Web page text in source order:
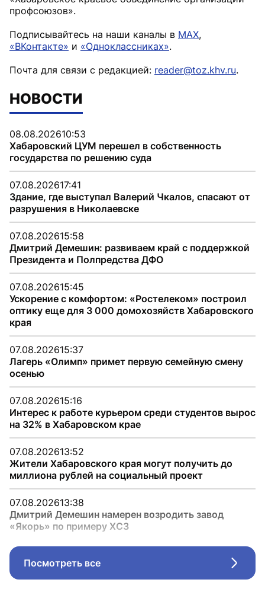
профсоюзов».
Подписывайтесь на наши каналы в MAX,
«ВКонтакте» и «Одноклассниках».
Почта для связи с редакцией: reader@toz.khv.ru.
НОВОСТИ
08.08.202610:53
Хабаровский ЦУМ перешел в собственность
государства по решению суда
07.08.202617:41
Здание, где выступал Валерий Чкалов, спасают от
разрушения в Николаевске
07.08.202615:58
Дмитрий Демешин: развиваем край с поддержкой
Президента и Полпредства ДФО
07.08.202615:45
Ускорение с комфортом: «Ростелеком» построил
оптику еще для 3 000 домохозяйств Хабаровского
края
07.08.202615:37
Лагерь «Олимп» примет первую семейную смену
осенью
07.08.202615:16
Интерес к работе курьером среди студентов вырос
на 32% в Хабаровском крае
07.08.202613:52
Жители Хабаровского края могут получить до
миллиона рублей на социальный проект
07.08.202613:38
Дмитрий Демешин намерен возродить завод
«Якорь» по примеру ХСЗ
Посмотреть все